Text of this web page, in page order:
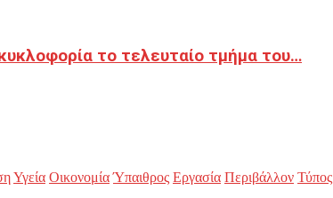
το τελευταίο τμήμα του…
Υγεία Οικονομία Ύπαιθρος Εργασία Περιβάλλον Τύπος